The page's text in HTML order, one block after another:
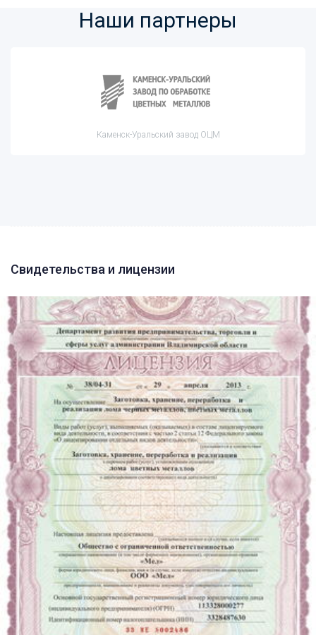
Наши партнеры
Каменск-Уральский завод ОЦМ
Свидетельства и лицензии